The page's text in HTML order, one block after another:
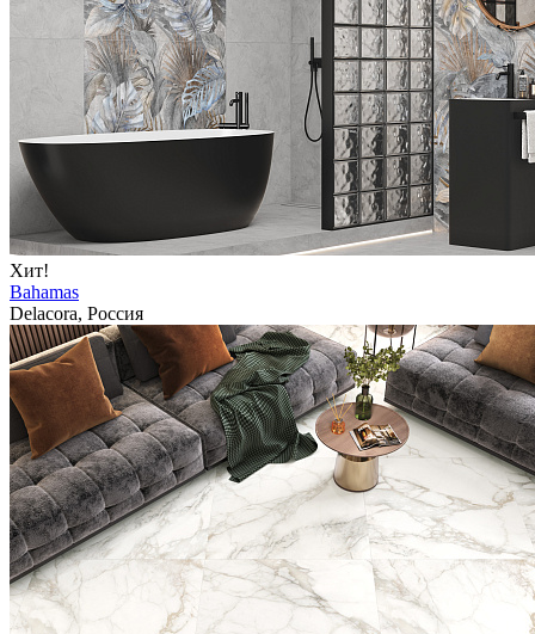
Хит!
Bahamas
Delacora, Россия